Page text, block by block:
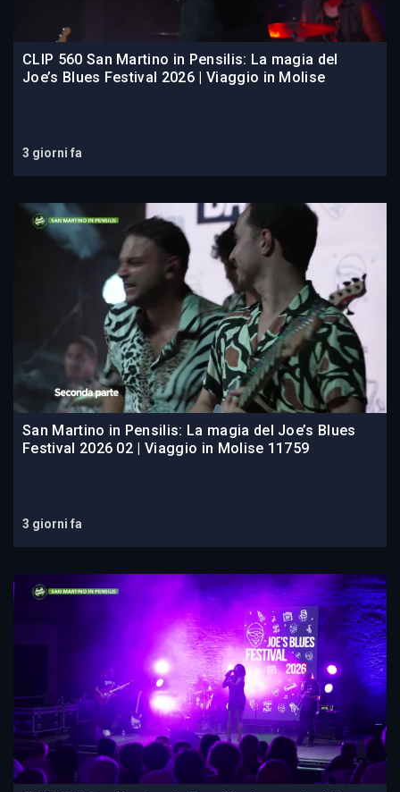
CLIP 560 San Martino in Pensilis: La magia del
Joe’s Blues Festival 2026 | Viaggio in Molise
3 giorni fa
San Martino in Pensilis: La magia del Joe’s Blues
Festival 2026 02 | Viaggio in Molise 11759
3 giorni fa